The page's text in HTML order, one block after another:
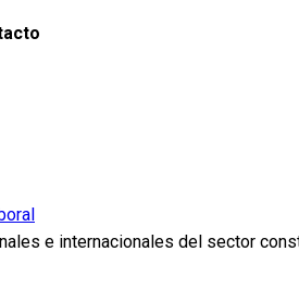
e internacionales del sector